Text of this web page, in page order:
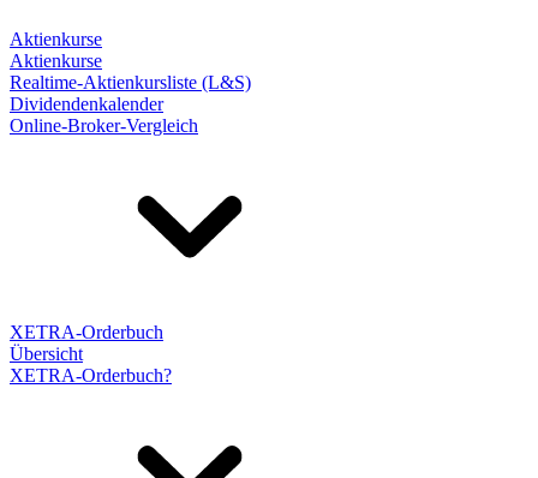
Aktienkurse
Aktienkurse
Realtime-Aktienkursliste (L&S)
Dividendenkalender
Online-Broker-Vergleich
XETRA-Orderbuch
Übersicht
XETRA-Orderbuch?